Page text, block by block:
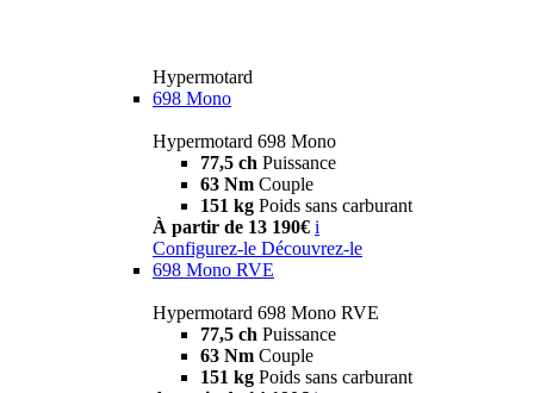
Hypermotard
698 Mono
Hypermotard 698 Mono
77,5 ch Puissance
63 Nm Couple
151 kg Poids sans carburant
À partir de 13 190€ i
Configurez-le Découvrez-le
698 Mono RVE
Hypermotard 698 Mono RVE
77,5 ch Puissance
63 Nm Couple
151 kg Poids sans carburant